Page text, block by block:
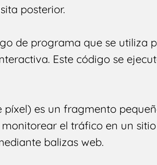
posterior.
de programa que se utiliza
Este código se
es un fragmento
el tráfico en un
balizas web.